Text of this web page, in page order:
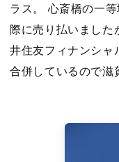
ラス。 心斎橋の一
際に売り払いまし
井住友フィナンシャ
合併しているので滋